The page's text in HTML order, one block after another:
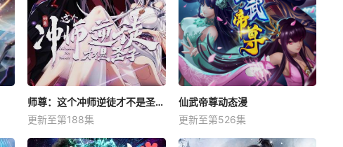
师尊：这个冲师逆徒才不是圣子动态漫
更新至第188集
仙武帝尊动态漫
更新至第526集